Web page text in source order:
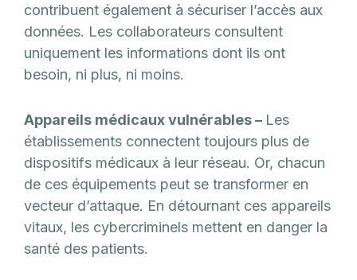
contribuent également à sécuriser l’accès aux
données. Les collaborateurs consultent
uniquement les informations dont ils ont
besoin, ni plus, ni moins.
Appareils médicaux vulnérables – Les
établissements connectent toujours plus de
dispositifs médicaux à leur réseau. Or, chacun
de ces équipements peut se transformer en
vecteur d’attaque. En détournant ces appareils
vitaux, les cybercriminels mettent en danger la
santé des patients.